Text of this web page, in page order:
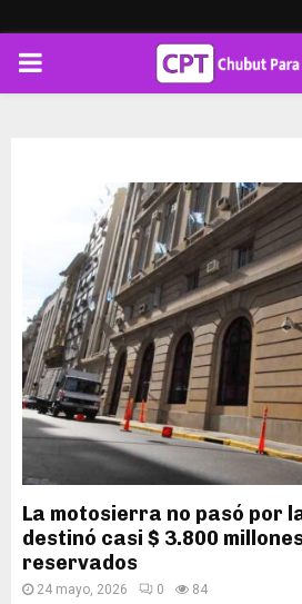
PRIMARY
La motosierra no pasó por
destinó casi $ 3.800
reservados
24 mayo, 2026 0 84